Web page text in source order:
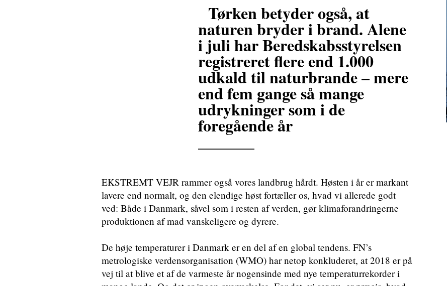
Tørken betyder også, at
naturen bryder i brand. Alene
i juli har Beredskabsstyrelsen
registreret flere end 1.000
udkald til naturbrande – mere
end fem gange så mange
udrykninger som i de
foregående år
_______
EKSTREMT VEJR rammer også vores landbrug hårdt. Høsten i år er markant
lavere end normalt, og den elendige høst fortæller os, hvad vi allerede godt
ved: Både i Danmark, såvel som i resten af verden, gør klimaforandringerne
produktionen af mad vanskeligere og dyrere.
De høje temperaturer i Danmark er en del af en global tendens. FN’s
metrologiske verdensorganisation (WMO) har netop konkluderet, at 2018 er på
vej til at blive et af de varmeste år nogensinde med nye temperaturrekorder i